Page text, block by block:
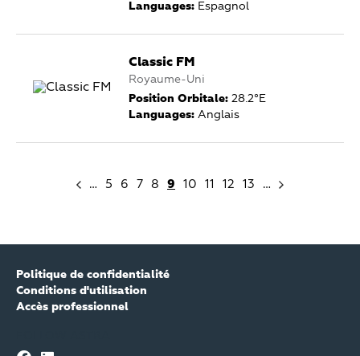
Languages: Espagnol
Classic FM
Royaume-Uni
Position Orbitale: 28.2°E
Languages: Anglais
… 5 6 7 8 9 10 11 12 13 …
Politique de confidentialité
Conditions d'utilisation
Accès professionnel